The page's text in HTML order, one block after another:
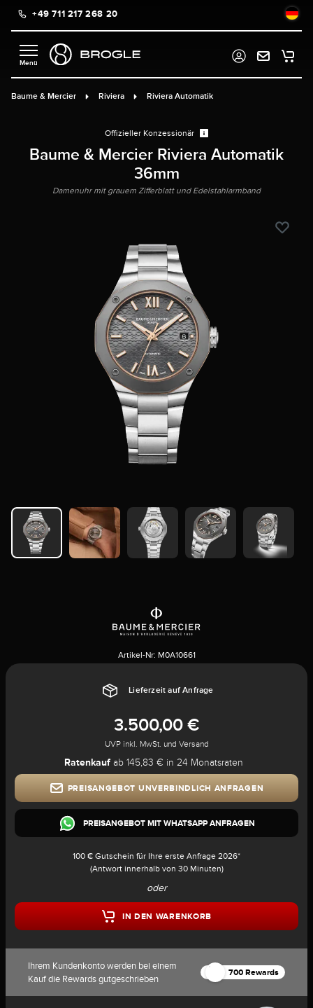
springen
+49 711 217 268 20
Baume & Mercier Riviera Riviera Automatik
Offizieller Konzessionär
Baume & Mercier Riviera Automatik
36mm
Damenuhr mit grauem Zifferblatt und Edelstahlarmband
Artikel-Nr: M0A10661
Lieferzeit auf Anfrage
3.500,00 €
UVP inkl. MwSt. und Versand
Ratenkauf ab 145,83 € in 24 Monatsraten
PREISANGEBOT UNVERBINDLICH ANFRAGEN
PREISANGEBOT MIT WHATSAPP ANFRAGEN
100 € Gutschein für Ihre erste Anfrage 2026*
(Antwort innerhalb von 30 Minuten)
oder
IN DEN WARENKORB
Ihrem Kundenkonto werden bei einem
Kauf die Rewards gutgeschrieben
700 Rewards